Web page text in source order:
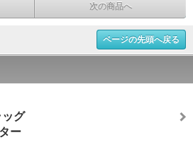
次の商品へ
ページの先頭へ戻る
グ
ー